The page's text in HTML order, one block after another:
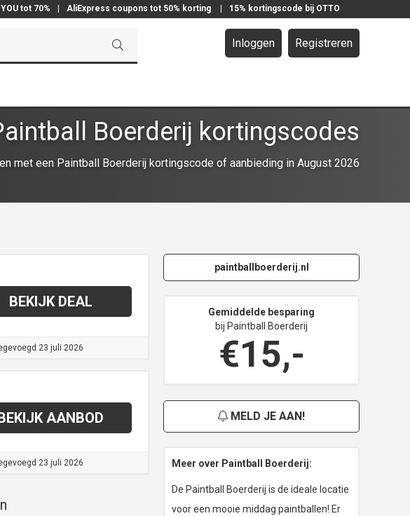
tot 70% AliExpress coupons tot 50% korting 15% kortingscode bij OTTO
Inloggen Registreren
Boerderij kortingscodes
met een Paintball Boerderij kortingscode of aanbieding in August 2026
BEKIJK DEAL
23 juli 2026
AANBOD
23 juli 2026
paintballboerderij.nl
Gemiddelde besparing
bij Paintball Boerderij
€15,-
MELD JE AAN!
Meer over Paintball Boerderij:
De Paintball Boerderij is de ideale locatie
voor een mooie middag paintballen! Er